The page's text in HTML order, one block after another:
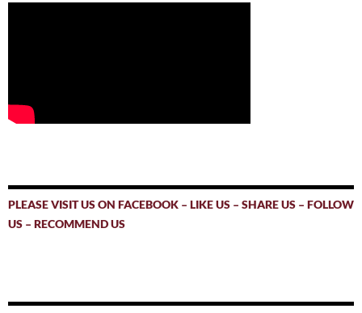
PLEASE VISIT US ON FACEBOOK – LIKE US – SHARE US – FOLLOW
US – RECOMMEND US